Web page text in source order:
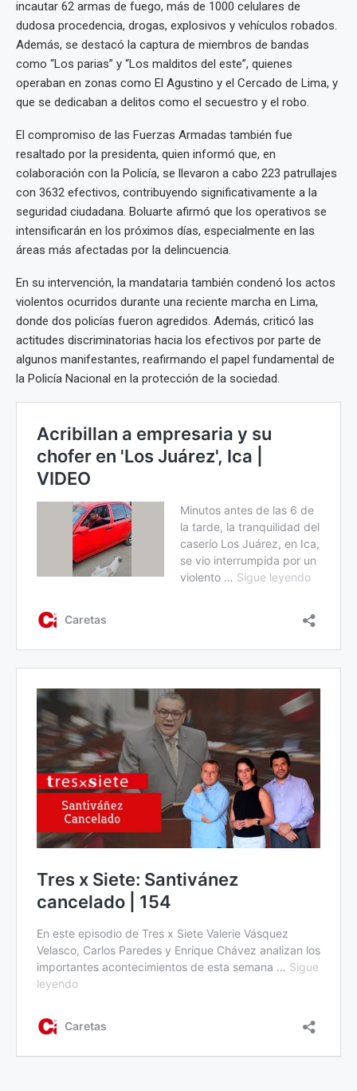
incautar 62 armas de fuego, más de 1000 celulares de
dudosa procedencia, drogas, explosivos y vehículos robados.
Además, se destacó la captura de miembros de bandas
como “Los parias” y “Los malditos del este”, quienes
operaban en zonas como El Agustino y el Cercado de Lima, y
que se dedicaban a delitos como el secuestro y el robo.
El compromiso de las Fuerzas Armadas también fue
resaltado por la presidenta, quien informó que, en
colaboración con la Policía, se llevaron a cabo 223 patrullajes
con 3632 efectivos, contribuyendo significativamente a la
seguridad ciudadana. Boluarte afirmó que los operativos se
intensificarán en los próximos días, especialmente en las
áreas más afectadas por la delincuencia.
En su intervención, la mandataria también condenó los actos
violentos ocurridos durante una reciente marcha en Lima,
donde dos policías fueron agredidos. Además, criticó las
actitudes discriminatorias hacia los efectivos por parte de
algunos manifestantes, reafirmando el papel fundamental de
la Policía Nacional en la protección de la sociedad.